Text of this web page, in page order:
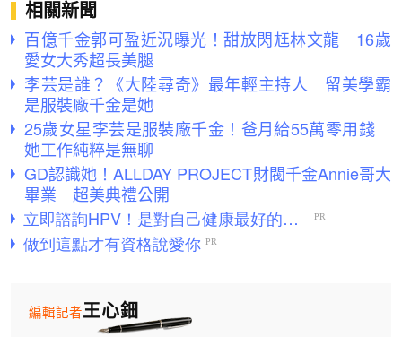
相關新聞
百億千金郭可盈近況曝光！甜放閃尪林文龍 16歲
愛女大秀超長美腿
李芸是誰？《大陸尋奇》最年輕主持人 留美學霸
是服裝廠千金是她
25歲女星李芸是服裝廠千金！爸月給55萬零用錢
她工作純粹是無聊
GD認識她！ALLDAY PROJECT財閥千金Annie哥大
畢業 超美典禮公開
王心鈿
編輯記者